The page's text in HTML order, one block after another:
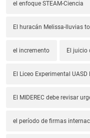
el enfoque STEAM-Ciencia
El huracán Melissa-lluvias
el incremento El juicio
El Liceo Experimental UASD
El MIDEREC debe revisar
el período de firmas